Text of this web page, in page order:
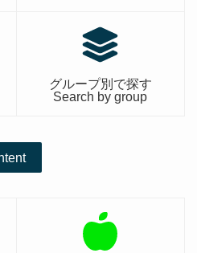
グループ別で探す
Search by group